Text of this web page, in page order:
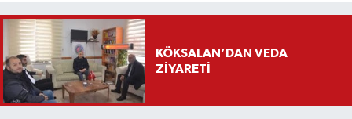
KÖKSALAN’DAN VEDA
ZİYARETİ